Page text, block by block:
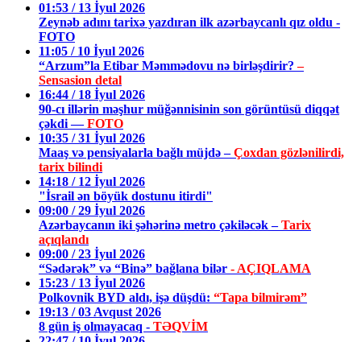
01:53 / 13 İyul 2026
Zeynəb adını tarixə yazdıran ilk azərbaycanlı qız oldu -
FOTO
11:05 / 10 İyul 2026
“Arzum”la Etibar Məmmədovu nə birləşdirir?–
Sensasion detal
16:44 / 18 İyul 2026
90-cı illərin məşhur müğənnisinin son görüntüsü diqqət
çəkdi —FOTO
10:35 / 31 İyul 2026
Maaş və pensiyalarla bağlı müjdə –Çoxdan gözlənilirdi,
tarix bilindi
14:18 / 12 İyul 2026
"İsrail ən böyük dostunu itirdi"
09:00 / 29 İyul 2026
Azərbaycanın iki şəhərinə metro çəkiləcək –Tarix
açıqlandı
09:00 / 23 İyul 2026
“Sədərək” və “Binə” bağlana bilər - AÇIQLAMA
15:23 / 13 İyul 2026
Polkovnik BYD aldı, işə düşdü: “Tapa bilmirəm”
19:13 / 03 Avqust 2026
8 gün iş olmayacaq - TƏQVİM